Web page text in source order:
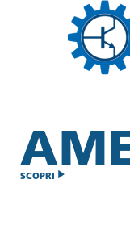
SCOPRI